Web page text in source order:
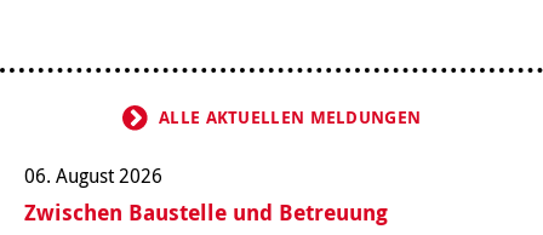
“Mäuseburg” / Familienzentrum
Kindertagesstätte König-Ludwig-Straße
Kindertagesstätte Langes Feld “Deisterspatzen”
Kindertagesstätte Ibykusweg / Familienzentrum
Kindertagesstätte Johannes-Lau-Hof
ALLE AKTUELLEN MELDUNGEN
06. August 2026
Zwischen Baustelle und Betreuung